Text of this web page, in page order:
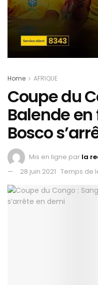
Home AFRIQUE
Coupe du
Balende en
Bosco
Mis en ligne par la
28 juin 2021 Temps de